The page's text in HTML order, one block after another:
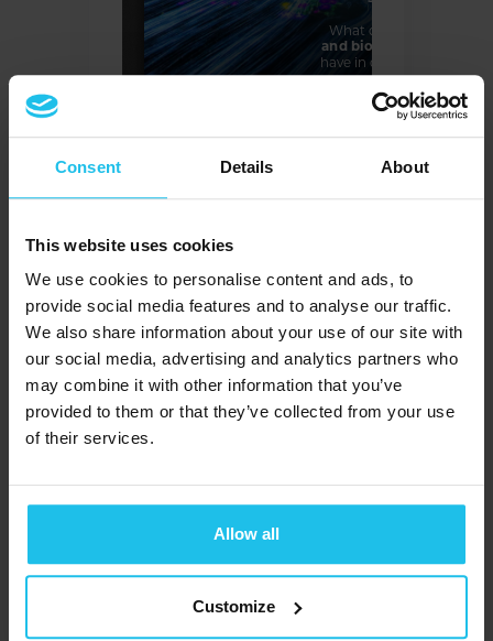
Consent Details About
This website uses cookies
We use cookies to personalise content and ads, to
provide social media features and to analyse our traffic.
We also share information about your use of our site with
our social media, advertising and analytics partners who
may combine it with other information that you’ve
provided to them or that they’ve collected from your use
of their services.
Allow all
Customize